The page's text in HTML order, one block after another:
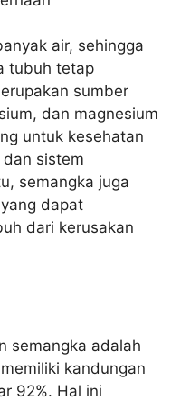
air, sehingga
tubuh tetap
sumber
dan magnesium
untuk kesehatan
sistem
semangka juga
dapat
dari kerusakan
semangka adalah
kandungan
92%. Hal ini